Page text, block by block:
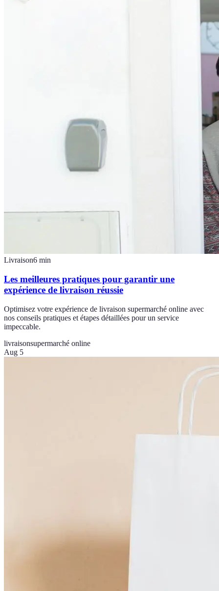
Livraison6 min
Les meilleures pratiques pour garantir une
expérience de livraison réussie
Optimisez votre expérience de livraison supermarché online avec
nos conseils pratiques et étapes détaillées pour un service
impeccable.
livraisonsupermarché online
Aug 5